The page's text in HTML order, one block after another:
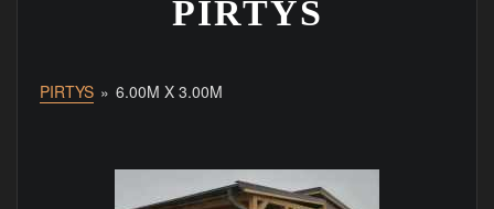
PIRTYS
PIRTYS » 6.00M X 3.00M